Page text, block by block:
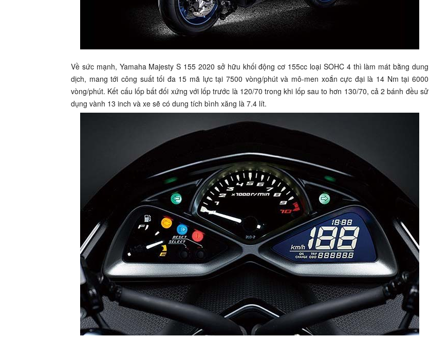
Về sức mạnh, Yamaha Majesty S 155 2020 sở hữu khối động cơ 155cc loại SOHC 4 thì làm mát bằng dung
dịch, mang tới công suất tối đa 15 mã lực tại 7500 vòng/phút và mô-men xoắn cực đại là 14 Nm tại 6000
vòng/phút. Kết cấu lốp bất đối xứng với lốp trước là 120/70 trong khi lốp sau to hơn 130/70, cả 2 bánh đều sử
dụng vành 13 inch và xe sẽ có dung tích bình xăng là 7.4 lít.